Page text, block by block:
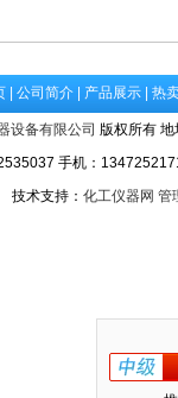
| 公司简介| 产品展示| 热
设备有限公司 版权所有
手机：
技术支持： 化工仪器网 管